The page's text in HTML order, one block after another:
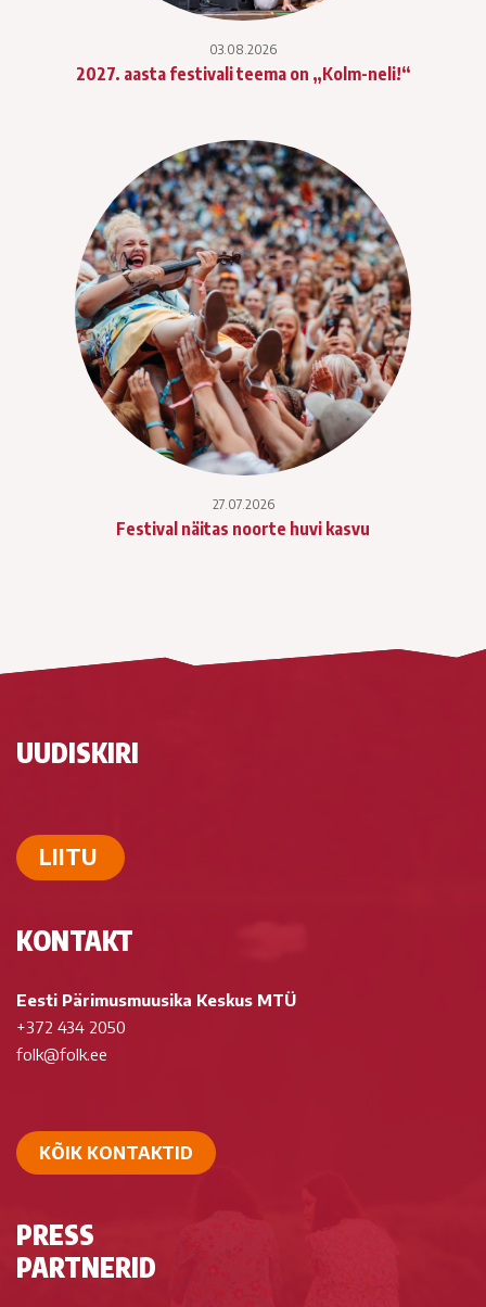
03.08.2026
2027. aasta festivali teema on „Kolm-neli!“
27.07.2026
Festival näitas noorte huvi kasvu
UUDISKIRI
LIITU
KONTAKT
Eesti Pärimusmuusika Keskus MTÜ
+372 434 2050
folk@folk.ee
KÕIK KONTAKTID
PRESS
PARTNERID